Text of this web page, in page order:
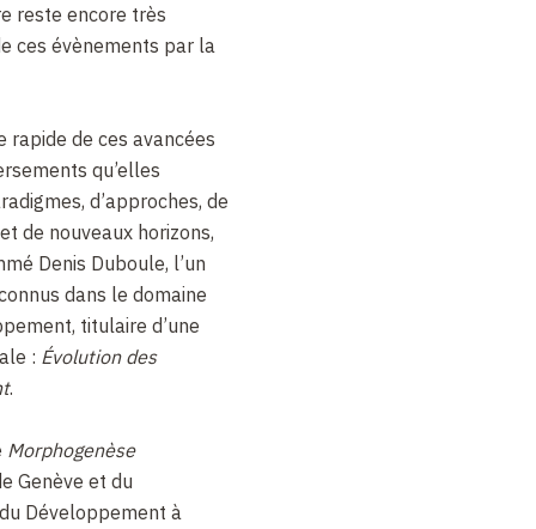
reste encore très
ces évènements par la
rapide de ces avancées
qu’elles
d’approches, de
de nouveaux horizons,
Denis Duboule, l’un
dans le domaine
titulaire d’une
: Évolution des
.
Morphogenèse
Genève et du
Développement à